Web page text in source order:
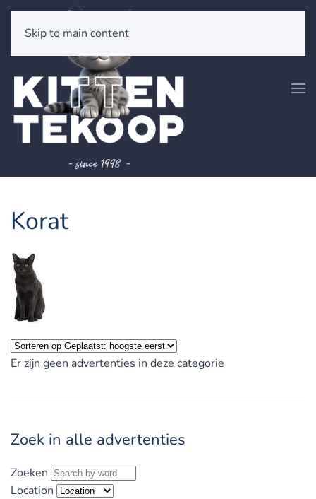
Skip to main content
Korat
Er zijn geen advertenties in deze categorie
Zoek in alle advertenties
Zoeken
Location